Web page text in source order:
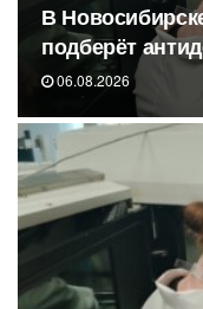
В
подберёт
06.08.2026